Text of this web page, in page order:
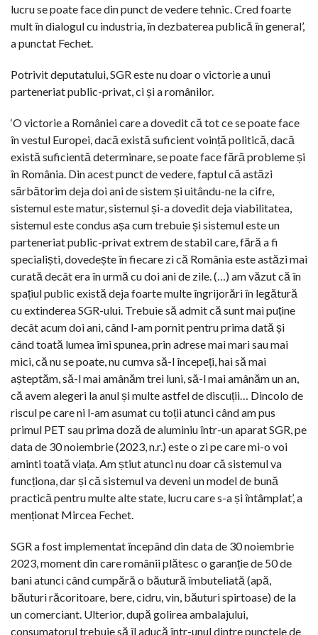
lucru se poate face din punct de vedere tehnic. Cred foarte
mult în dialogul cu industria, în dezbaterea publică în general’,
a punctat Fechet.
Potrivit deputatului, SGR este nu doar o victorie a unui
parteneriat public-privat, ci și a românilor.
‘O victorie a României care a dovedit că tot ce se poate face
în vestul Europei, dacă există suficient voință politică, dacă
există suficientă determinare, se poate face fără probleme și
în România. Din acest punct de vedere, faptul că astăzi
sărbătorim deja doi ani de sistem și uitându-ne la cifre,
sistemul este matur, sistemul și-a dovedit deja viabilitatea,
sistemul este condus așa cum trebuie și sistemul este un
parteneriat public-privat extrem de stabil care, fără a fi
specialiști, dovedește în fiecare zi că România este astăzi mai
curată decât era în urmă cu doi ani de zile. (…) am văzut că în
spațiul public există deja foarte multe îngrijorări în legătură
cu extinderea SGR-ului. Trebuie să admit că sunt mai puține
decât acum doi ani, când l-am pornit pentru prima dată și
când toată lumea îmi spunea, prin adrese mai mari sau mai
mici, că nu se poate, nu cumva să-l începeți, hai să mai
așteptăm, să-l mai amânăm trei luni, să-l mai amânăm un an,
că avem alegeri la anul și multe astfel de discuții… Dincolo de
riscul pe care ni l-am asumat cu toții atunci când am pus
primul PET sau prima doză de aluminiu într-un aparat SGR, pe
data de 30 noiembrie (2023, n.r.) este o zi pe care mi-o voi
aminti toată viața. Am știut atunci nu doar că sistemul va
funcționa, dar și că sistemul va deveni un model de bună
practică pentru multe alte state, lucru care s-a și întâmplat’, a
menționat Mircea Fechet.
SGR a fost implementat începând din data de 30 noiembrie
2023, moment din care românii plătesc o garanție de 50 de
bani atunci când cumpără o băutură îmbuteliată (apă,
băuturi răcoritoare, bere, cidru, vin, băuturi spirtoase) de la
un comerciant. Ulterior, după golirea ambalajului,
consumatorul trebuie să îl aducă într-unul dintre punctele de